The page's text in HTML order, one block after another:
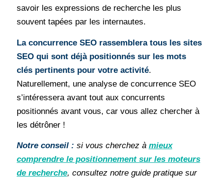
savoir les expressions de recherche les plus
souvent tapées par les internautes.
La concurrence SEO rassemblera tous les sites
SEO qui sont déjà positionnés sur les mots
clés pertinents pour votre activité.
Naturellement, une analyse de concurrence SEO
s’intéressera avant tout aux concurrents
positionnés avant vous, car vous allez chercher à
les détrôner !
Notre conseil : si vous cherchez à mieux
comprendre le positionnement sur les moteurs
de recherche, consultez notre guide pratique sur